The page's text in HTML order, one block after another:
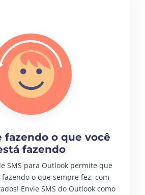
fazendo o que você
fazendo
SMS para Outlook permite que
o que sempre fez, com
Envie SMS do Outlook como